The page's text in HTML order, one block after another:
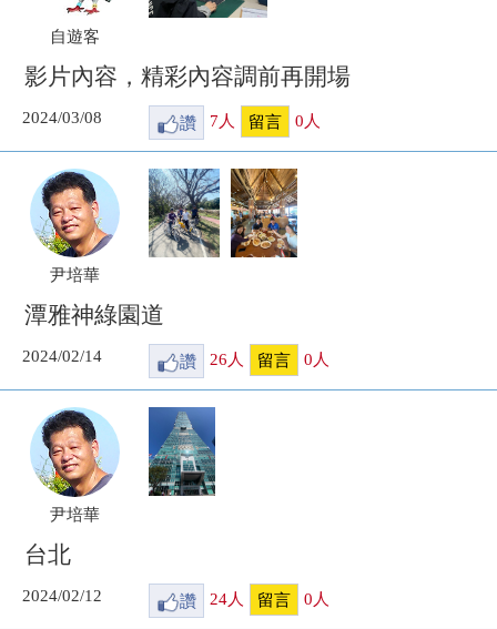
自遊客
影片內容，精彩內容調前再開場
2024/03/08 讚 7 人 留言 0 人
尹培華
潭雅神綠園道
2024/02/14 讚 26人 留言 0人
尹培華
台北
2024/02/12 讚 24人 留言 0 人